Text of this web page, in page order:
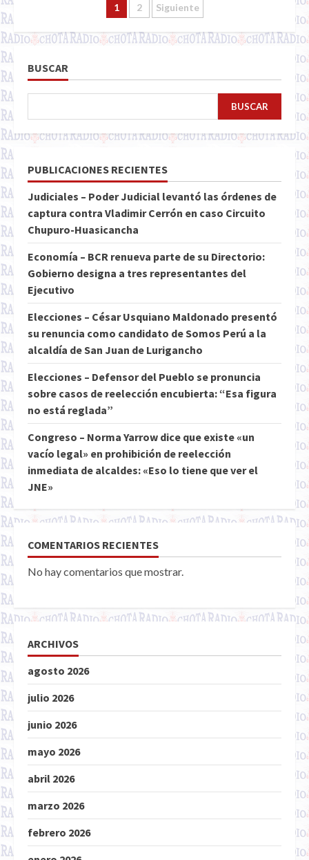
Paginación
de
1 2 Siguiente
BUSCAR
BUSCAR
PUBLICACIONES RECIENTES
Judiciales – Poder Judicial levantó las órdenes de
captura contra Vladimir Cerrón en caso Circuito
Chupuro-Huasicancha
Economía – BCR renueva parte de su Directorio:
Gobierno designa a tres representantes del
Ejecutivo
Elecciones – César Usquiano Maldonado presentó
su renuncia como candidato de Somos Perú a la
alcaldía de San Juan de Lurigancho
Elecciones – Defensor del Pueblo se pronuncia
sobre casos de reelección encubierta: “Esa figura
no está reglada”
Congreso – Norma Yarrow dice que existe «un
vacío legal» en prohibición de reelección
inmediata de alcaldes: «Eso lo tiene que ver el
JNE»
COMENTARIOS RECIENTES
No hay comentarios que mostrar.
ARCHIVOS
agosto 2026
julio 2026
junio 2026
mayo 2026
abril 2026
marzo 2026
febrero 2026